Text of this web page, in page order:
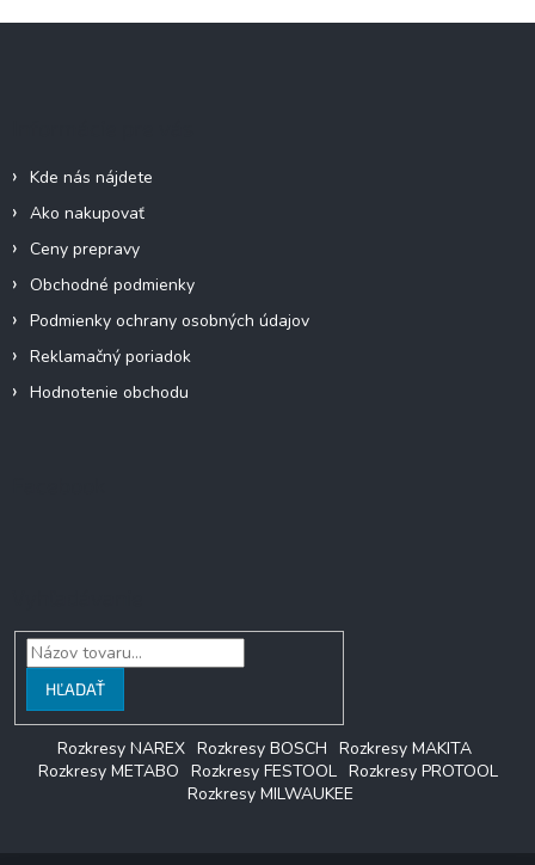
Kde nás nájdete
Ako nakupovať
Ceny prepravy
Obchodné podmienky
Podmienky ochrany osobných údajov
Reklamačný poriadok
Hodnotenie obchodu
HĽADAŤ
Rozkresy NAREX Rozkresy BOSCH Rozkresy MAKITA
Rozkresy METABO Rozkresy FESTOOL Rozkresy PROTOOL
Rozkresy MILWAUKEE